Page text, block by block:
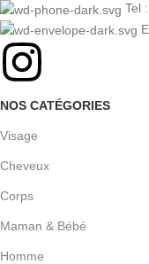
Tel
NOS CATÉGORIES
Visage
Cheveux
Corps
Maman & Bébé
Homme